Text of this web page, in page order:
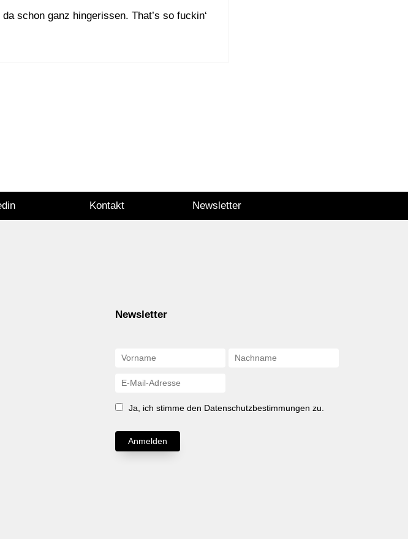
schon ganz hingerissen. That’s so fuckin‘
Kontakt Newsletter
Newsletter
Ja, ich stimme den Datenschutzbestimmungen zu.
Anmelden